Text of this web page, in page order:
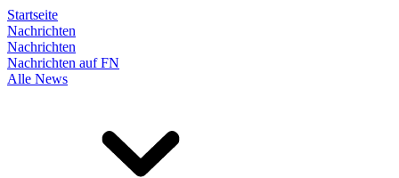
Startseite
Nachrichten
Nachrichten
Nachrichten auf FN
Alle News